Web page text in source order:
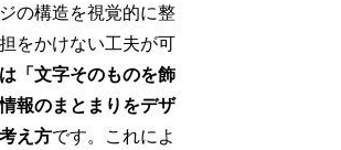
の構造を視覚的に整
をかけない工夫が可
「文字そのものを飾
報のまとまりをデザ
え方です。これによ